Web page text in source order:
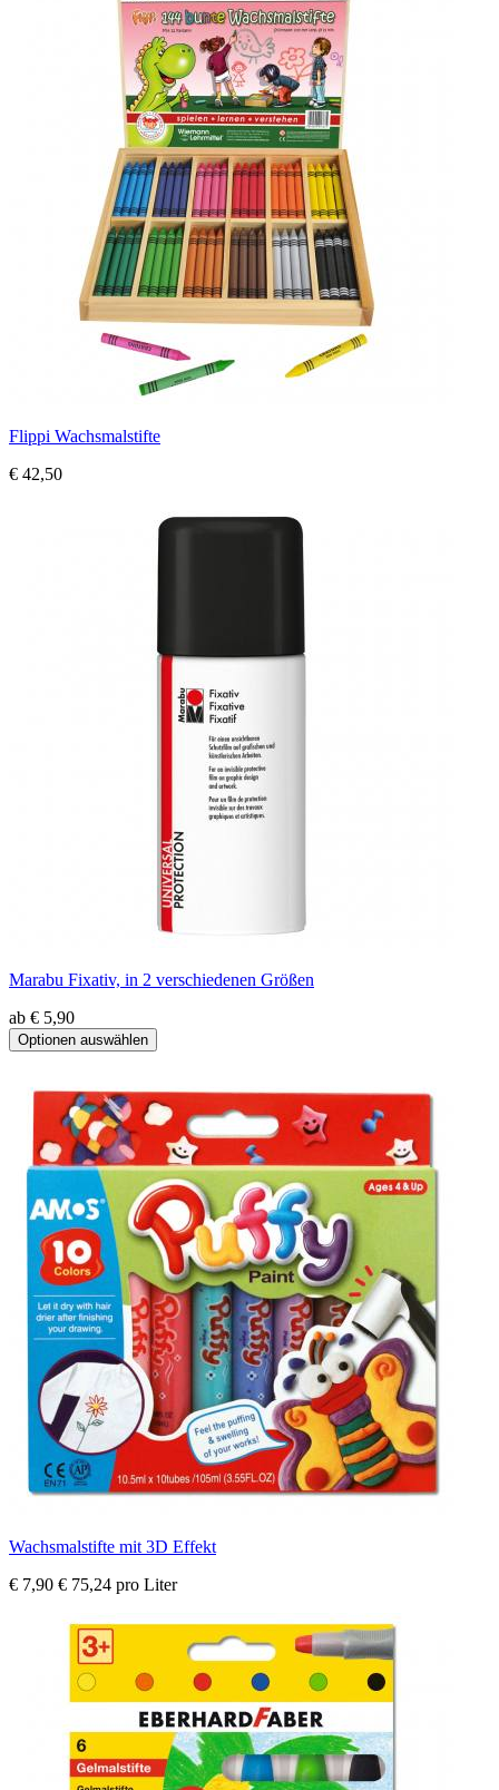
Flippi Wachsmalstifte
€ 42,50
Marabu Fixativ, in 2 verschiedenen Größen
ab € 5,90
Wachsmalstifte mit 3D Effekt
€ 7,90 € 75,24 pro Liter